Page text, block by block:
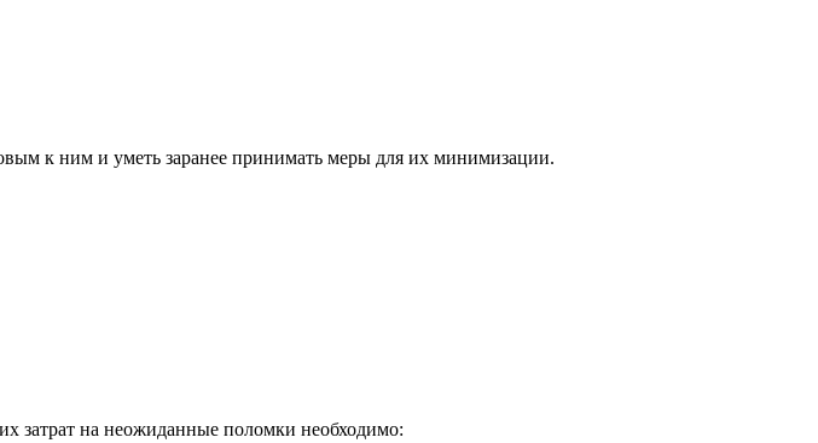
к ним и уметь заранее принимать меры для их минимизации.
затрат на неожиданные поломки необходимо: